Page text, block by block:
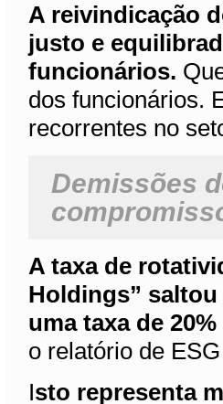
A reivindicação
justo e
funcionários.
dos funcionários.
recorrentes no
Demissões
A taxa de
Holdings” saltou
uma taxa de
o relatório de
Isto representa